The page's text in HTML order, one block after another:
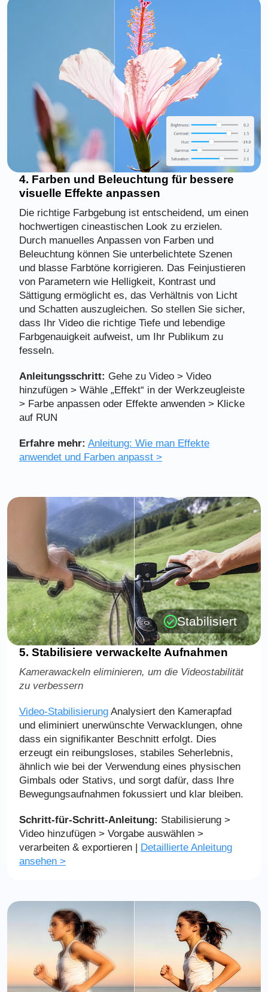
4. Farben und Beleuchtung für bessere
visuelle Effekte anpassen
Die richtige Farbgebung ist entscheidend, um einen
hochwertigen cineastischen Look zu erzielen.
Durch manuelles Anpassen von Farben und
Beleuchtung können Sie unterbelichtete Szenen
und blasse Farbtöne korrigieren. Das Feinjustieren
von Parametern wie Helligkeit, Kontrast und
Sättigung ermöglicht es, das Verhältnis von Licht
und Schatten auszugleichen. So stellen Sie sicher,
dass Ihr Video die richtige Tiefe und lebendige
Farbgenauigkeit aufweist, um Ihr Publikum zu
fesseln.
Anleitungsschritt: Gehe zu Video > Video
hinzufügen > Wähle „Effekt“ in der Werkzeugleiste
> Farbe anpassen oder Effekte anwenden > Klicke
auf RUN
Erfahre mehr: Anleitung: Wie man Effekte
anwendet und Farben anpasst >
Stabilisiert
5. Stabilisiere verwackelte Aufnahmen
Kamerawackeln eliminieren, um die Videostabilität
zu verbessern
Video-Stabilisierung Analysiert den Kamerapfad
und eliminiert unerwünschte Verwacklungen, ohne
dass ein signifikanter Beschnitt erfolgt. Dies
erzeugt ein reibungsloses, stabiles Seherlebnis,
ähnlich wie bei der Verwendung eines physischen
Gimbals oder Stativs, und sorgt dafür, dass Ihre
Bewegungsaufnahmen fokussiert und klar bleiben.
Schritt-für-Schritt-Anleitung: Stabilisierung >
Video hinzufügen > Vorgabe auswählen >
verarbeiten & exportieren | Detaillierte Anleitung
ansehen >